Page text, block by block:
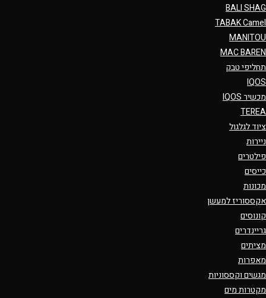
BALI SHAG
TABAK Camel
MANITOU
MAC BAREN
תחליפי טבק
IQOS
מכשיר IQOS
TEREA
ציוד לגלגול
ניירות
פילטרים
כייסים
מכונות
אקססוריז למעשן
קונוסים
גריינדרים
מציתים
מאפרות
מגשים וקססוניות
מקטרות מים